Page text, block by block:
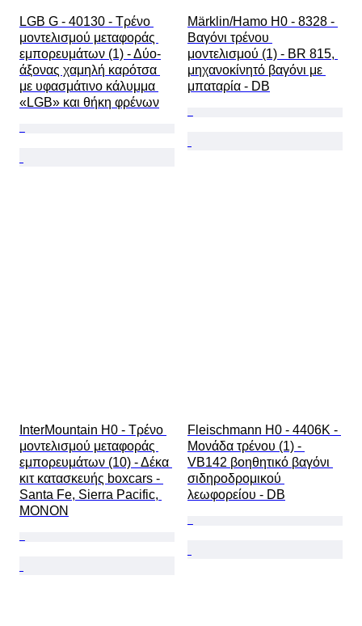
LGB G - 40130 - Τρένο
μοντελισμού μεταφοράς
εμπορευμάτων (1) - Δύο-
άξονας χαμηλή καρότσα
με υφασμάτινο κάλυμμα
«LGB» και θήκη φρένων
Märklin/Hamo H0 - 8328 -
Βαγόνι τρένου
μοντελισμού (1) - BR 815,
μηχανοκίνητό βαγόνι με
μπαταρία - DB
InterMountain H0 - Τρένο
μοντελισμού μεταφοράς
εμπορευμάτων (10) - Δέκα
κιτ κατασκευής boxcars -
Santa Fe, Sierra Pacific,
MONON
Fleischmann H0 - 4406K -
Μονάδα τρένου (1) -
VB142 βοηθητικό βαγόνι
σιδηροδρομικού
λεωφορείου - DB